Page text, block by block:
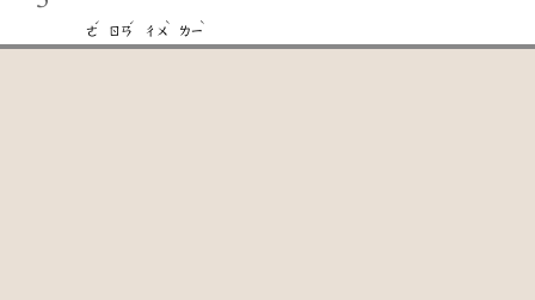
ㄜ
ˊ
ㄖㄢ
ˊ
ㄔㄨ
ˋ
ㄌㄧ
ˋ